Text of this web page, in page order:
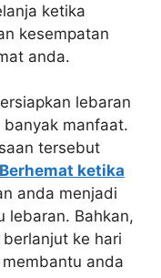
ketika
kesempatan
anda.
lebaran
manfaat.
tersebut
Berhemat ketika
anda menjadi
lebaran. Bahkan,
ke hari
anda